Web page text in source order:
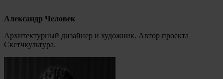
Александр Человек
Архитектурный дизайнер и художник. Автор проекта
Скетчкультура.